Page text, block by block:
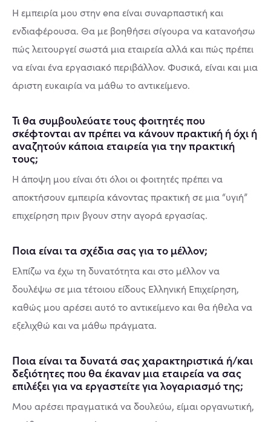
Η εμπειρία μου στην ena είναι συναρπαστική και
ενδιαφέρουσα. Θα με βοηθήσει σίγουρα να κατανοήσω
πώς λειτουργεί σωστά μια εταιρεία αλλά και πώς πρέπει
να είναι ένα εργασιακό περιβάλλον. Φυσικά, είναι και μια
άριστη ευκαιρία να μάθω το αντικείμενο.
Τι θα συμβουλεύατε τους φοιτητές που
σκέφτονται αν πρέπει να κάνουν πρακτική ή όχι ή
αναζητούν κάποια εταιρεία για την πρακτική
τους;
H άποψη μου είναι ότι όλοι οι φοιτητές πρέπει να
αποκτήσουν εμπειρία κάνοντας πρακτική σε μια “υγιή”
επιχείρηση πριν βγουν στην αγορά εργασίας.
Ποια είναι τα σχέδια σας για το μέλλον;
Ελπίζω να έχω τη δυνατότητα και στο μέλλον να
δουλέψω σε μια τέτοιου είδους Ελληνική Επιχείρηση,
καθώς μου αρέσει αυτό το αντικείμενο και θα ήθελα να
εξελιχθώ και να μάθω πράγματα.
Ποια είναι τα δυνατά σας χαρακτηριστικά ή/και
δεξιότητες που θα έκαναν μια εταιρεία να σας
επιλέξει για να εργαστείτε για λογαριασμό της;
Μου αρέσει πραγματικά να δουλεύω, είμαι οργανωτική,